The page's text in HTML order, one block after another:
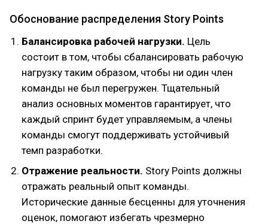
Обоснование распределения Story Points
Балансировка рабочей нагрузки. Цель
состоит в том, чтобы сбалансировать рабочую
нагрузку таким образом, чтобы ни один член
команды не был перегружен. Тщательный
анализ основных моментов гарантирует, что
каждый спринт будет управляемым, а члены
команды смогут поддерживать устойчивый
темп разработки.
Отражение реальности. Story Points должны
отражать реальный опыт команды.
Исторические данные бесценны для уточнения
оценок, помогают избегать чрезмерно